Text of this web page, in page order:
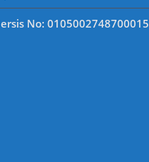
No: 0105002748700015